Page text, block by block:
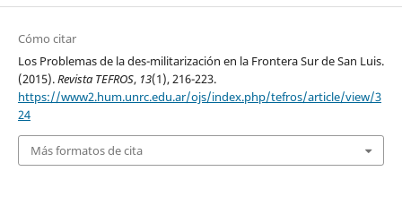
Cómo citar
Los Problemas de la des-militarización en la Frontera Sur de San Luis.
(2015).Revista TEFROS, 13(1), 216-223.
https://www2.hum.unrc.edu.ar/ojs/index.php/tefros/article/view/3
24
Más formatos de cita